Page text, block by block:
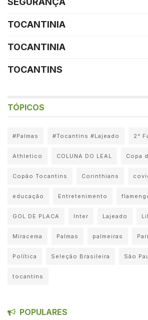
TOCANTINIA
TOCANTINIA
TOCANTINS
TÓPICOS
#Palmas #Tocantins #Lajeado 2°
Athletico COLUNA DO LEAL Copa
Copão Tocantins Corinthians
educação Entretenimento
GOL DE PLACA Inter Lajeado
Miracema Palmas palmeiras
Política Seleção Brasileira São
tocantins
POPULARES